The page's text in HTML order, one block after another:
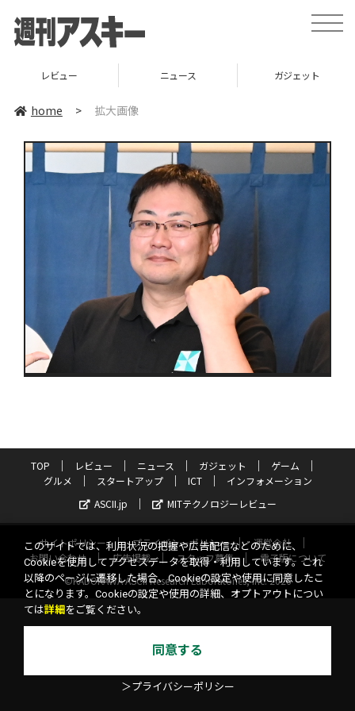
toggle
レビュー ニュース ガジェット
home > 拡大画像
TOP レビュー ニュース ガジェット
ゲーム
グルメ
スタートアップ ICT
インフォメーション
ASCII.jp
MITテクノロジーレビュー
サイトポリシー プライバシーポリシー
運営会社
お問い合わせ
広告掲載 スタッフ募集
電子版について
©KADOKAWA ASCII Research Laboratories, Inc. 2026
このサイトでは、利用状況の把握や広告配信などのために、
Cookieを使用してアクセスデータを取得・利用しています。これ
以降のページに遷移した場合、Cookieの設定や使用に同意したこ
とになります。Cookieの設定や使用の詳細、オプトアウトについ
ては詳細 をご覧ください。
同意する
＞プライバシーポリシー